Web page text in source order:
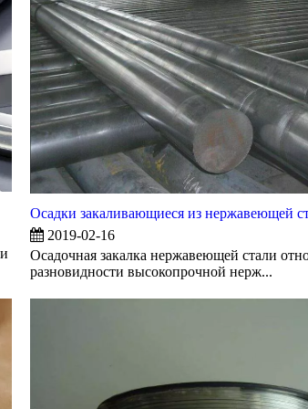
Осадки закаливающиеся из нержавеющей
2019-02-16
Осадочная закалка нержавеющей стали
разновидности высокопрочной нерж...